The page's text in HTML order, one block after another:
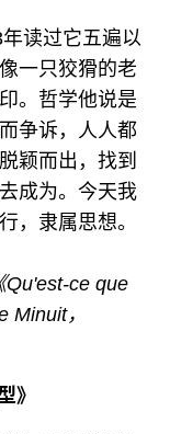
读过它五遍以
一只狡猾的老
。哲学他说是
争诉，人人都
颖而出，找到
成为。今天我
，隶属思想。
Qu'est-ce que
Minuit，
》